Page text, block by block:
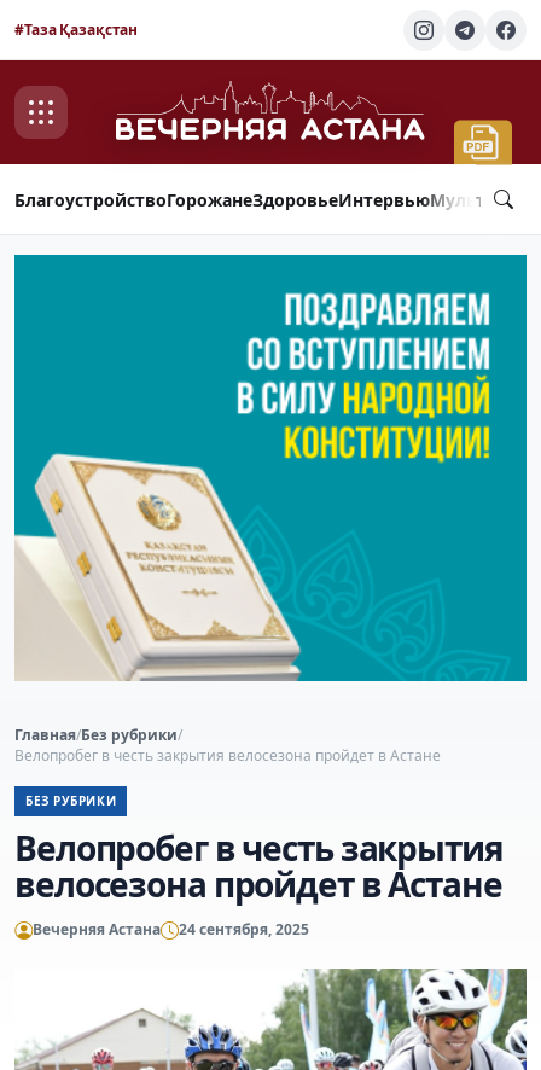
#Таза Қазақстан
БлагоустройствоГорожанеЗдоровьеИнтервью
Главная/Без рубрики/
Велопробег в честь закрытия велосезона пройдет в Астане
БЕЗ РУБРИКИ
Велопробег в честь закрытия
велосезона пройдет в Астане
Вечерняя Астана 24 сентября, 2025